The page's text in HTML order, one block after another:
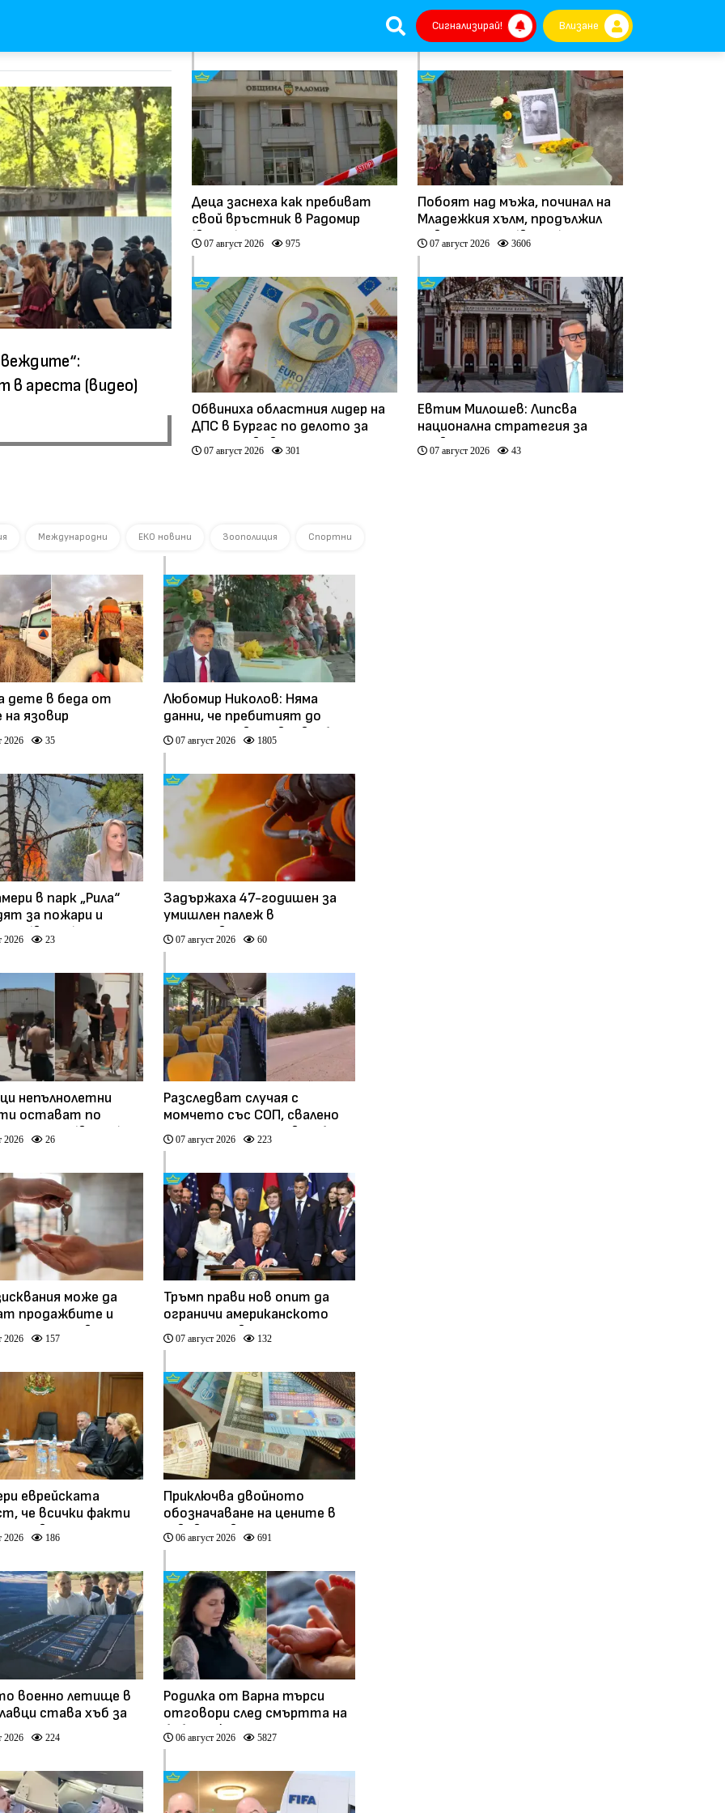
Сигнализирай! Влизане
веждите“:
в ареста (видео)
на бира в
Деца заснеха как пребиват
свой връстник в Радомир
(видео)
07 август 2026 975
Побоят над мъжа, починал на
Младежкия хълм, продължил
повече от час (видео)
07 август 2026 3606
Обвиниха областния лидер на
ДПС в Бургас по делото за
схемата във ВиК
07 август 2026 301
Евтим Милошев: Липсва
национална стратегия за
развитие на културата
(видео)
07 август 2026 43
Международни ЕКО новини Зоополиция Спортни
дете в беда от
язовир
2026 35
Любомир Николов: Няма
данни, че пребитият до
смърт мъж в Пловдив е бил
педофил (видео)
07 август 2026 1805
в парк „Рила“
за пожари и
(видео)
2026 23
Задържаха 47-годишен за
умишлен палеж в
кметството на Тръстеник
07 август 2026 60
непълнолетни
остават по
на Сеута (видео)
2026 26
Разследват случая с
момчето със СОП, свалено
от междуградски автобус
в Плевенско (видео)
07 август 2026 223
може да
продажбите и
на жилища в
2026 157
Тръмп прави нов опит да
ограничи американското
гражданство по рождение
07 август 2026 132
еврейската
че всички факти
в Банско ще
(видео)
2026 186
Приключва двойното
обозначаване на цените в
левове и евро
06 август 2026 691
военно летище в
става хъб за
технологии и
(видео)
2026 224
Родилка от Варна търси
отговори след смъртта на
бебето ѝ дни преди секцио
(видео)
06 август 2026 5827